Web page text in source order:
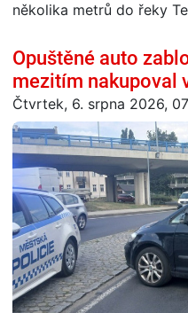
několika metrů do řeky
Opuštěné auto
mezitím nakupoval
Čtvrtek, 6. srpna 2026,